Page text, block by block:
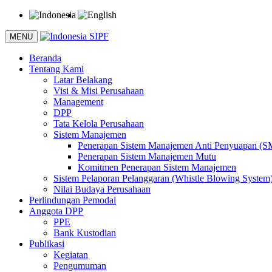
MENU
Beranda
Tentang Kami
Latar Belakang
Visi & Misi Perusahaan
Management
DPP
Tata Kelola Perusahaan
Sistem Manajemen
Penerapan Sistem Manajemen Anti Penyuapan
Penerapan Sistem Manajemen Mutu
Komitmen Penerapan Sistem Manajemen
Sistem Pelaporan Pelanggaran (Whistle Blowing
Nilai Budaya Perusahaan
Perlindungan Pemodal
Anggota DPP
PPE
Bank Kustodian
Publikasi
Kegiatan
Pengumuman